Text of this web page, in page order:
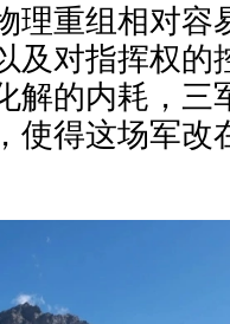
理重组相对容
及对指挥权的
解的内耗，三
使得这场军改